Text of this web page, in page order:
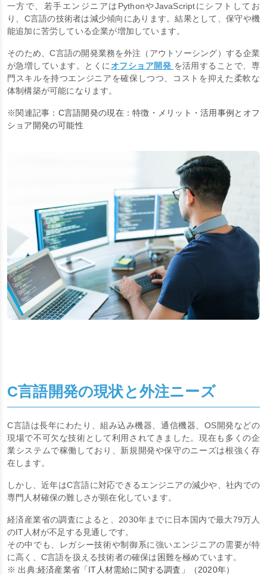
一方で、若手エンジニアはPythonやJavaScriptにシフトしてお
り、C言語の技術者は減少傾向にあります。結果として、保守や機
能追加に苦労している企業が増加しています。
そのため、C言語の開発業務を外注（アウトソーシング）する企業
が急増しています。とくにオフショア開発 を活用することで、専
門スキルを持つエンジニアを確保しつつ、コストを抑えた柔軟な
体制構築が可能になります。
※関連記事： C言語開発の現在：特徴・メリット・活用事例とオフ
ショア開発の可能性
C言語開発の現状と外注ニーズ
C言語は長年にわたり、組み込み機器、通信機器、OS開発などの
現場で不可欠な技術として利用されてきました。現在も多くの企
業システムで稼働しており、新規開発や保守のニーズは根強く存
在します。
しかし、近年はC言語に対応できるエンジニアの減少や、社内での
専門人材確保の難しさが顕在化しています。
経済産業省の調査によると、2030年までに日本国内で最大79万人
のIT人材が不足する見通しです。
その中でも、レガシー技術や制御系に強いエンジニアの需要が特
に高く、C言語を扱える技術者の確保は困難を極めています。
※ 出典:経済産業省「IT人材需給に関する調査」（2020年）